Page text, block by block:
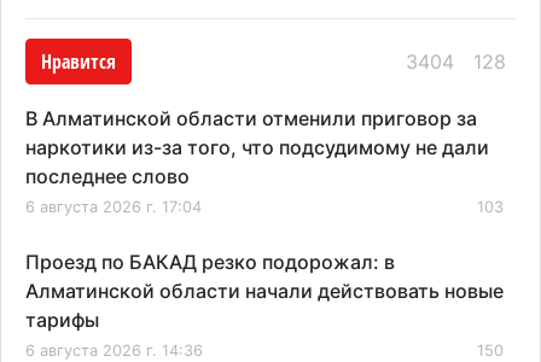
Нравится 3404 128
В Алматинской области отменили приговор за
наркотики из-за того, что подсудимому не дали
последнее слово
6 августа 2026 г. 17:04 103
Проезд по БАКАД резко подорожал: в
Алматинской области начали действовать новые
тарифы
6 августа 2026 г. 14:36 150